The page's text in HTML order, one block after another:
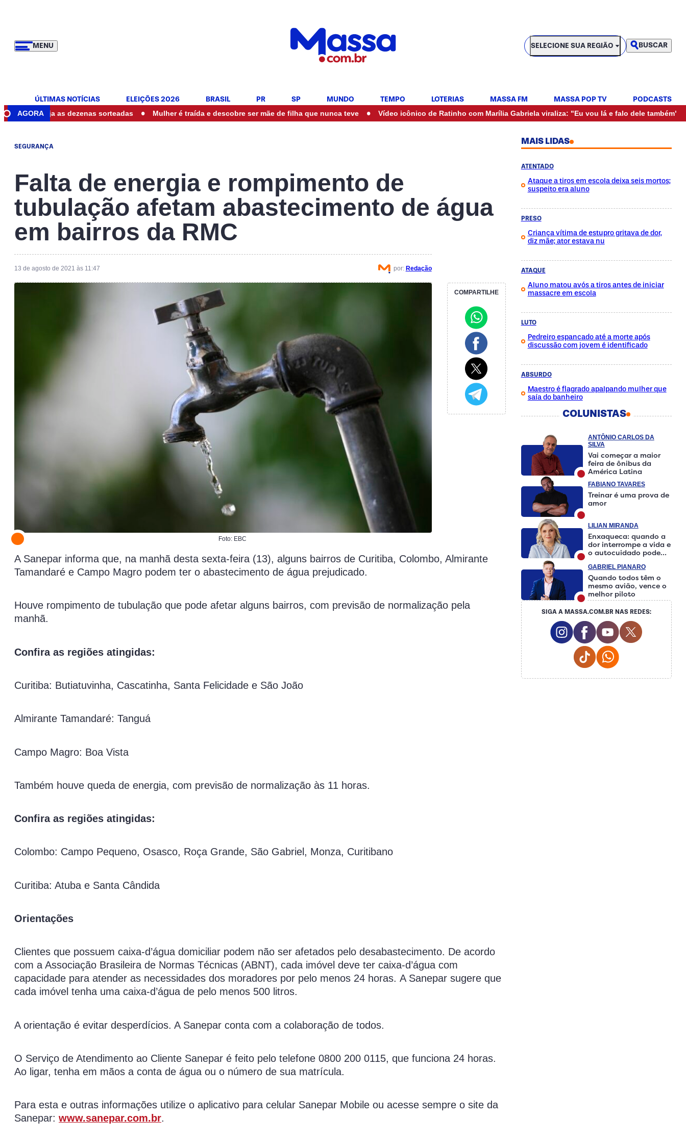
MENU
SELECIONE SUA REGIÃO
SELECIONE SUA REGIÃO BUSCAR
ÚLTIMAS NOTÍCIAS ELEIÇÕES 2026 BRASIL PR SP MUNDO TEMPO LOTERIAS MASSA FM MASSA POP TV PODCASTS
AGORA
veja as dezenas sorteadas • Mulher é traída e descobre ser mãe de filha que nunca teve • Vídeo icônico de Ratinho com Marília Gabriela viraliza: "Eu vou lá e falo dele também" •
SEGURANÇA
Falta de energia e rompimento de
tubulação afetam abastecimento de água
em bairros da RMC
13 de agosto de 2021 às 11:47 por: Redação
Foto: EBC
COMPARTILHE
A Sanepar informa que, na manhã desta sexta-feira (13), alguns bairros de Curitiba, Colombo, Almirante
Tamandaré e Campo Magro podem ter o abastecimento de água prejudicado.
Houve rompimento de tubulação que pode afetar alguns bairros, com previsão de normalização pela
manhã.
Confira as regiões atingidas:
Curitiba: Butiatuvinha, Cascatinha, Santa Felicidade e São João
Almirante Tamandaré: Tanguá
Campo Magro: Boa Vista
Também houve queda de energia, com previsão de normalização às 11 horas.
Confira as regiões atingidas:
Colombo: Campo Pequeno, Osasco, Roça Grande, São Gabriel, Monza, Curitibano
Curitiba: Atuba e Santa Cândida
Orientações
Clientes que possuem caixa-d’água domiciliar podem não ser afetados pelo desabastecimento. De acordo
com a Associação Brasileira de Normas Técnicas (ABNT), cada imóvel deve ter caixa-d’água com
capacidade para atender as necessidades dos moradores por pelo menos 24 horas. A Sanepar sugere que
cada imóvel tenha uma caixa-d’água de pelo menos 500 litros.
A orientação é evitar desperdícios. A Sanepar conta com a colaboração de todos.
O Serviço de Atendimento ao Cliente Sanepar é feito pelo telefone 0800 200 0115, que funciona 24 horas.
Ao ligar, tenha em mãos a conta de água ou o número de sua matrícula.
Para esta e outras informações utilize o aplicativo para celular Sanepar Mobile ou acesse sempre o site da
Sanepar: www.sanepar.com.br.
MAIS LIDAS
ATENTADO
Ataque a tiros em escola deixa seis mortos;
suspeito era aluno
PRESO
Criança vítima de estupro gritava de dor,
diz mãe; ator estava nu
ATAQUE
Aluno matou avós a tiros antes de iniciar
massacre em escola
LUTO
Pedreiro espancado até a morte após
discussão com jovem é identificado
ABSURDO
Maestro é flagrado apalpando mulher que
saía do banheiro
COLUNISTAS
ANTÔNIO CARLOS DA
SILVA
Vai começar a maior
feira de ônibus da
América Latina
FABIANO TAVARES
Treinar é uma prova de
amor
LILIAN MIRANDA
Enxaqueca: quando a
dor interrompe a vida e
o autocuidado pode
GABRIEL PIANARO
Quando todos têm o
mesmo avião, vence o
melhor piloto
SIGA A MASSA.COM.BR NAS REDES:
Instagram Social Media
Facebook Social Media
Youtube Social
Twitter
Tiktok Social Media
Whatsapp Social